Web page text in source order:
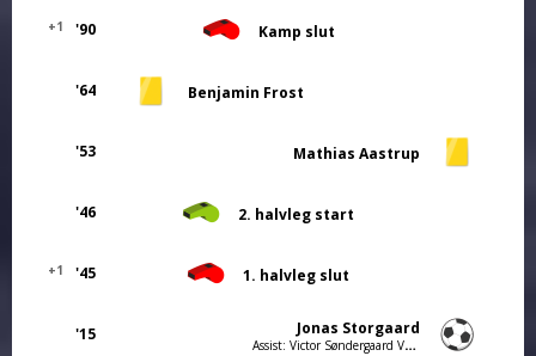
'90
+1 Kamp slut
'64 Benjamin Frost
'53 Mathias Aastrup
'46 2. halvleg start
'45
+1 1. halvleg slut
'15 Jonas Storgaard
Assist: Victor Søndergaard Vandkrog